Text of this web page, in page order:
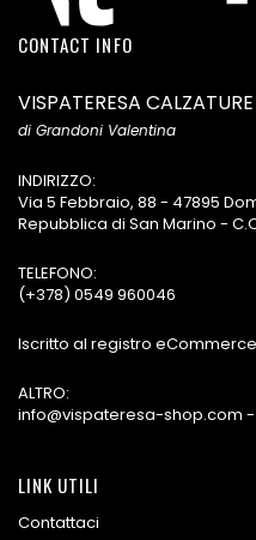
CONTACT INFO
VISPATERESA CALZATURE
di Grandoni Valentina
INDIRIZZO:
Via 5 Febbraio, 88 - 47895
Repubblica di San Marino -
TELEFONO:
(+378) 0549 960046
Iscritto al registro eCommerce
ALTRO:
info@vispateresa-shop.com
LINK UTILI
Contattaci